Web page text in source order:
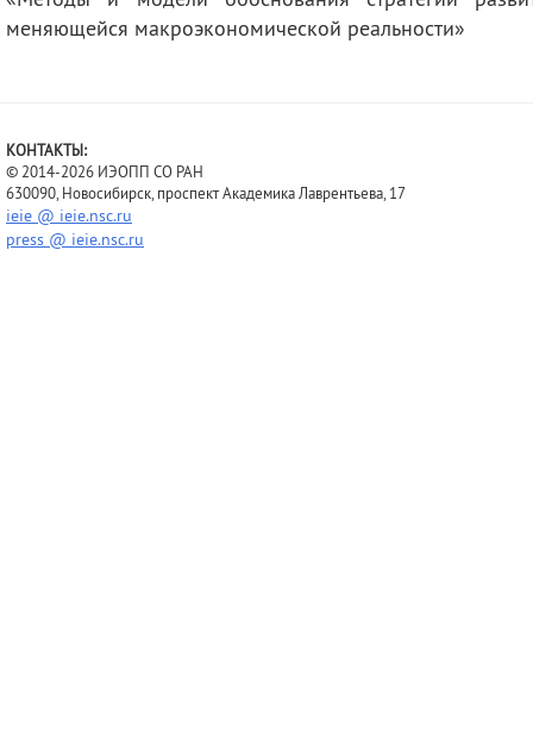
меняющейся макроэкономической реальности»
КОНТАКТЫ:
© 2014-2026 ИЭОПП СО РАН
630090, Новосибирск, проспект Академика Лаврентьева, 17
ieie @ ieie.nsc.ru
press @ ieie.nsc.ru